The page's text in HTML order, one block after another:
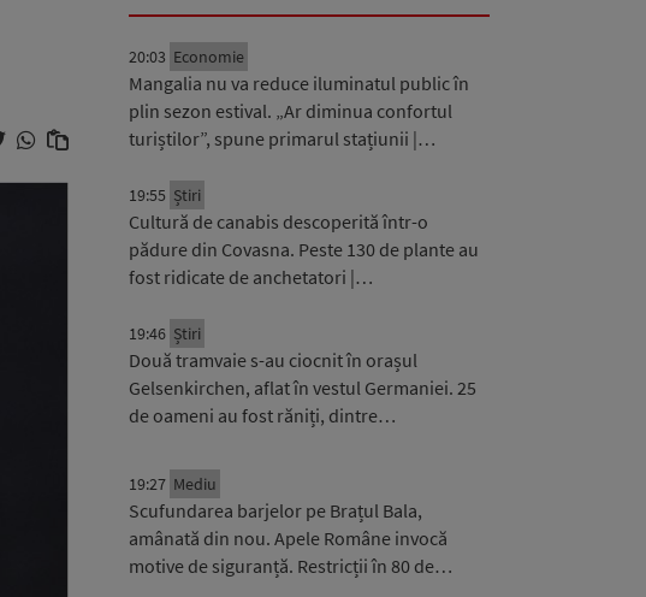
20:03 Economie
Mangalia nu va reduce iluminatul public în
plin sezon estival. „Ar diminua confortul
turiștilor”, spune primarul stațiunii |…
19:55 Știri
Cultură de canabis descoperită într-o
pădure din Covasna. Peste 130 de plante au
fost ridicate de anchetatori |…
19:46 Știri
Două tramvaie s-au ciocnit în orașul
Gelsenkirchen, aflat în vestul Germaniei. 25
de oameni au fost răniți, dintre…
19:27 Mediu
Scufundarea barjelor pe Brațul Bala,
amânată din nou. Apele Române invocă
motive de siguranță. Restricții în 80 de…